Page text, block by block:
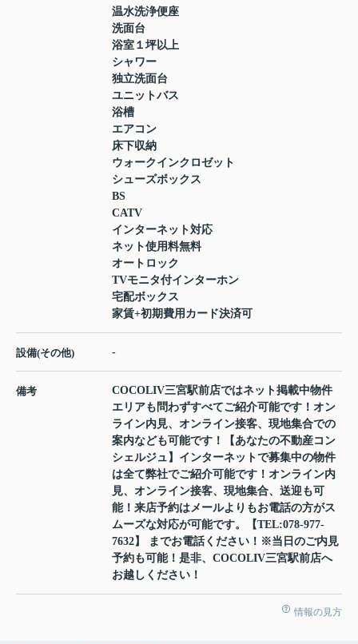
温水洗浄便座
洗面台
浴室１坪以上
シャワー
独立洗面台
ユニットバス
浴槽
エアコン
床下収納
ウォークインクロゼット
シューズボックス
BS
CATV
インターネット対応
ネット使用料無料
オートロック
TVモニタ付インターホン
宅配ボックス
家賃+初期費用カード決済可
設備(その他) -
備考
COCOLIV三宮駅前店ではネット掲載中物件
エリアも問わずすべてご紹介可能です！オン
ライン内見、オンライン接客、現地集合での
案内なども可能です！【あなたの不動産コン
シェルジュ】インターネットで募集中の物件
は全て弊社でご紹介可能です！オンライン内
見、オンライン接客、現地集合、送迎も可
能！来店予約はメールよりもお電話の方がス
ムーズな対応が可能です。【TEL:078-977-
7632】 までお電話ください！※当日のご内見
予約も可能！是非、COCOLIV三宮駅前店へ
お越しください！
情報の見方